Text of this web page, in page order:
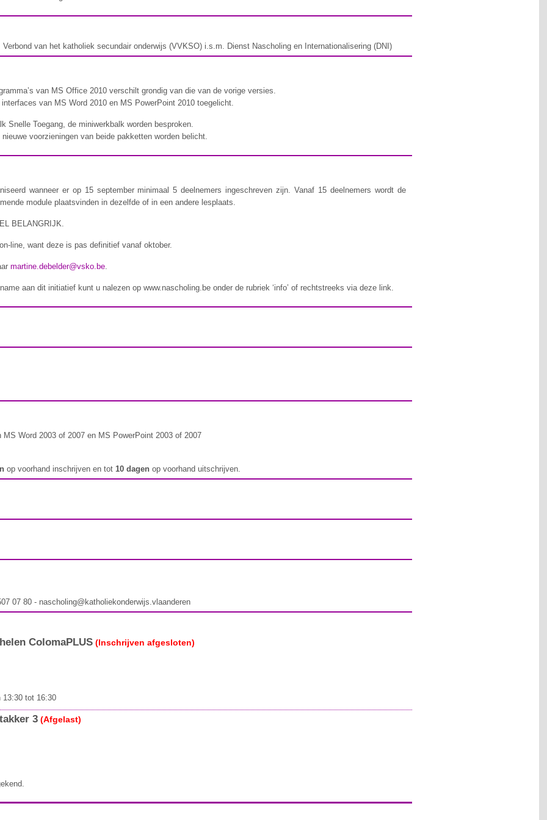
van het katholiek secundair onderwijs (VVKSO) i.s.m. Dienst Nascholing en Internationalisering (DNI)
van MS Office 2010 verschilt grondig van die van de vorige versies.
van MS Word 2010 en MS PowerPoint 2010 toegelicht.
Snelle Toegang, de miniwerkbalk worden besproken.
voorzieningen van beide pakketten worden belicht.
wanneer er op 15 september minimaal 5 deelnemers ingeschreven zijn. Vanaf 15 deelnemers wordt de
module plaatsvinden in dezelfde of in een andere lesplaats.
BELANGRIJK.
line, want deze is pas definitief vanaf oktober.
martine.debelder@vsko.be.
aan dit initiatief kunt u nalezen op www.nascholing.be onder de rubriek ‘info’ of rechtstreeks via deze link.
Word 2003 of 2007 en MS PowerPoint 2003 of 2007
op voorhand inschrijven en tot10 dagenop voorhand uitschrijven.
07 80 - nascholing@katholiekonderwijs.vlaanderen
ColomaPLUS (Inschrijven afgesloten)
13:30 tot 16:30
3 (Afgelast)